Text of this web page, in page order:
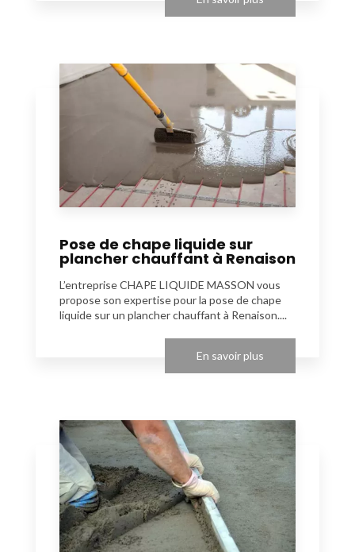
Pose de chape liquide sur
plancher chauffant à Renaison
L’entreprise CHAPE LIQUIDE MASSON vous
propose son expertise pour la pose de chape
liquide sur un plancher chauffant à Renaison....
En savoir plus